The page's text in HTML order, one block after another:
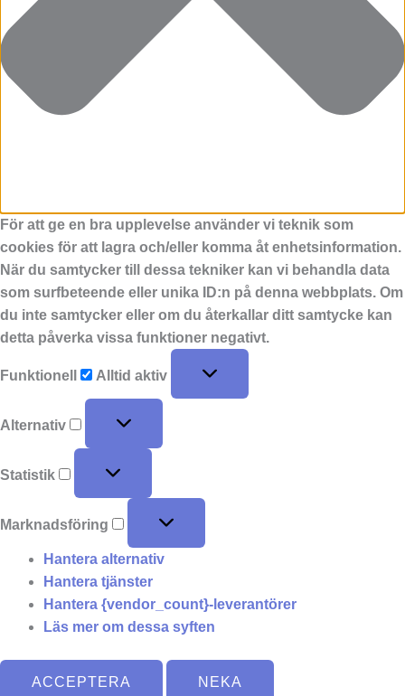
För att ge en bra upplevelse använder vi teknik som
cookies för att lagra och/eller komma åt enhetsinformation.
När du samtycker till dessa tekniker kan vi behandla data
som surfbeteende eller unika ID:n på denna webbplats. Om
du inte samtycker eller om du återkallar ditt samtycke kan
detta påverka vissa funktioner negativt.
Funktionell Alltid aktiv
Alternativ
Statistik
Marknadsföring
Hantera alternativ
Hantera tjänster
Hantera {vendor_count}-leverantörer
Läs mer om dessa syften
ACCEPTERA NEKA